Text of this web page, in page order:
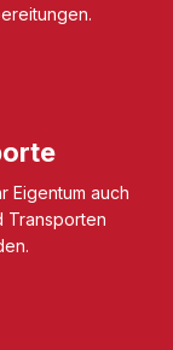
Eigentum auch
Transporten